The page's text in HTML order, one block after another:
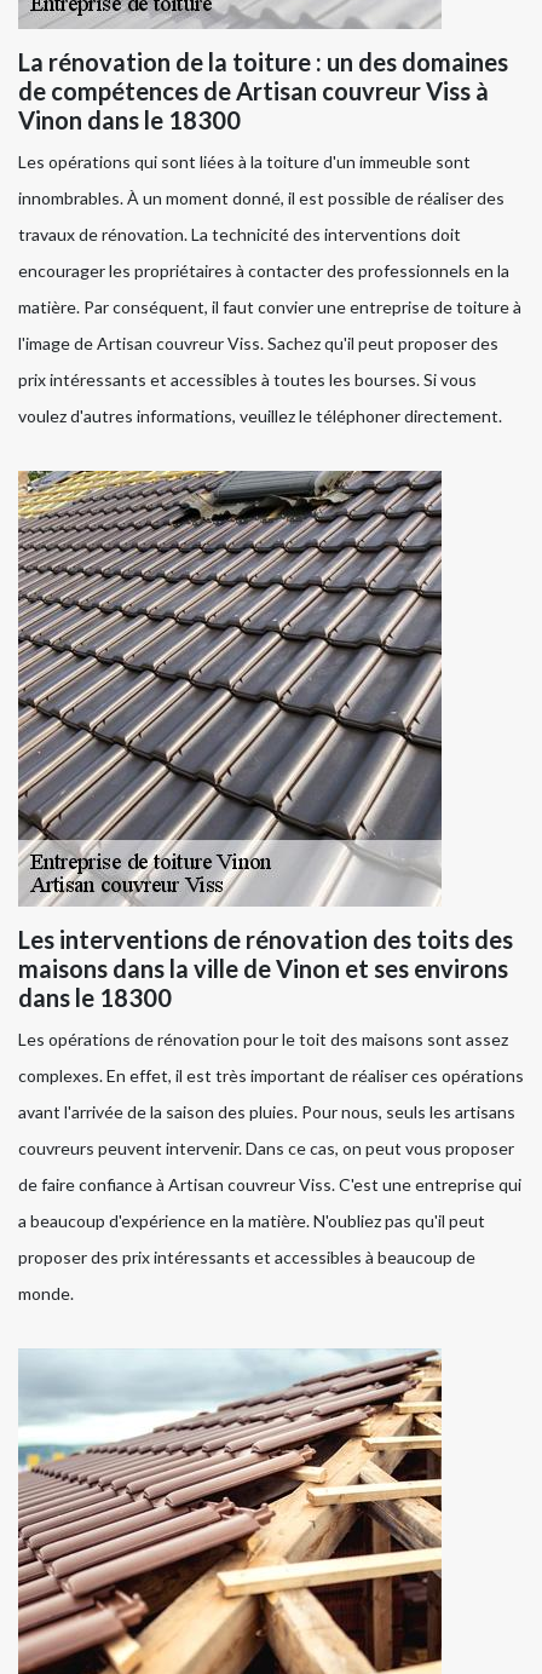
La rénovation de la toiture : un des domaines
de compétences de Artisan couvreur Viss à
Vinon dans le 18300
Les opérations qui sont liées à la toiture d'un immeuble sont
innombrables. À un moment donné, il est possible de réaliser des
travaux de rénovation. La technicité des interventions doit
encourager les propriétaires à contacter des professionnels en la
matière. Par conséquent, il faut convier une entreprise de toiture à
l'image de Artisan couvreur Viss. Sachez qu'il peut proposer des
prix intéressants et accessibles à toutes les bourses. Si vous
voulez d'autres informations, veuillez le téléphoner directement.
Les interventions de rénovation des toits des
maisons dans la ville de Vinon et ses environs
dans le 18300
Les opérations de rénovation pour le toit des maisons sont assez
complexes. En effet, il est très important de réaliser ces opérations
avant l'arrivée de la saison des pluies. Pour nous, seuls les artisans
couvreurs peuvent intervenir. Dans ce cas, on peut vous proposer
de faire confiance à Artisan couvreur Viss. C'est une entreprise qui
a beaucoup d'expérience en la matière. N'oubliez pas qu'il peut
proposer des prix intéressants et accessibles à beaucoup de
monde.